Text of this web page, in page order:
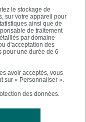
le stockage de
sur votre appareil pour
ainsi que de
de traitement
par domaine
d'acceptation des
pour une durée de 6
avoir acceptés, vous
sur « Personnaliser ».
des données.